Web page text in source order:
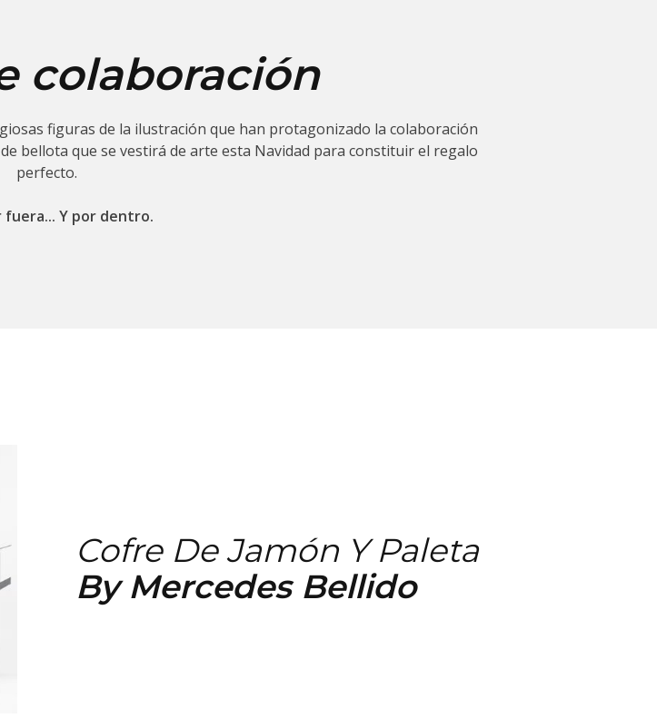
colaboración
figuras de la ilustración que han protagonizado la colaboración
bellota que se vestirá de arte esta Navidad para constituir el regalo
perfecto.
fuera... Y por dentro.
Cofre De Jamón Y Paleta
By Mercedes Bellido